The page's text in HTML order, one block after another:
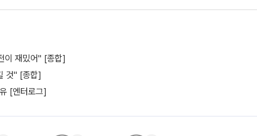
이 재밌어" [종합]
것" [종합]
[엔터로그]